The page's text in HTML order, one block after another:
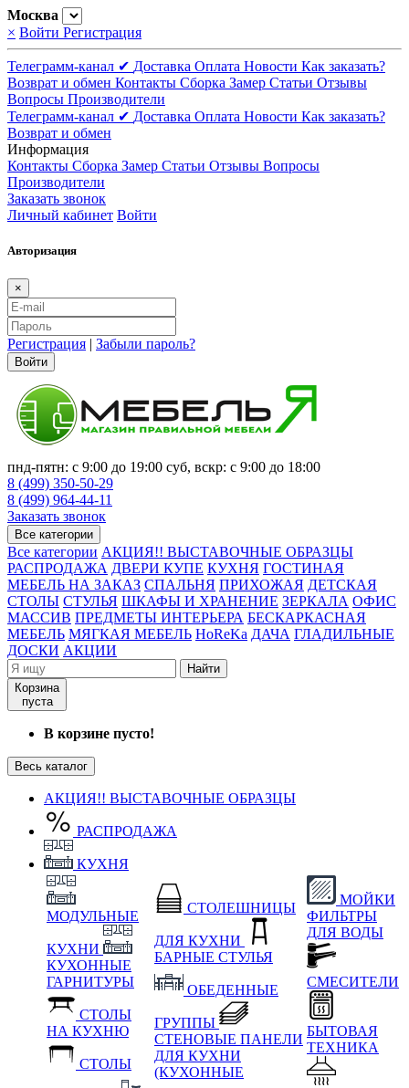
Москва
× Войти Регистрация
Телеграмм-канал ✔ Доставка Оплата Новости Как заказать?
Возврат и обмен Контакты Сборка Замер Статьи Отзывы
Вопросы Производители
Телеграмм-канал ✔ Доставка Оплата Новости Как заказать?
Возврат и обмен
Информация
Контакты Сборка Замер Статьи Отзывы Вопросы
Производители
Заказать звонок
Личный кабинет Войти
Авторизация
×
Регистрация | Забыли пароль?
Войти
пнд-пятн: с 9:00 до 19:00 суб, вскр: с 9:00 до 18:00
8 (499) 350-50-29
8 (499) 964-44-11
Заказать звонок
Все категории
Все категории АКЦИЯ!! ВЫСТАВОЧНЫЕ ОБРАЗЦЫ
РАСПРОДАЖА ДВЕРИ КУПЕ КУХНЯ ГОСТИНАЯ
МЕБЕЛЬ НА ЗАКАЗ СПАЛЬНЯ ПРИХОЖАЯ ДЕТСКАЯ
СТОЛЫ СТУЛЬЯ ШКАФЫ И ХРАНЕНИЕ ЗЕРКАЛА ОФИС
МАССИВ ПРЕДМЕТЫ ИНТЕРЬЕРА БЕСКАРКАСНАЯ
МЕБЕЛЬ МЯГКАЯ МЕБЕЛЬ HoReKa ДАЧА ГЛАДИЛЬНЫЕ
ДОСКИ АКЦИИ
Найти
Корзина
пуста
В корзине пусто!
Весь каталог
АКЦИЯ!! ВЫСТАВОЧНЫЕ ОБРАЗЦЫ
РАСПРОДАЖА
КУХНЯ
МОДУЛЬНЫЕ
КУХНИ
КУХОННЫЕ
ГАРНИТУРЫ
СТОЛЫ
НА КУХНЮ
СТОЛЫ
СТОЛЕШНИЦЫ
ДЛЯ КУХНИ
БАРНЫЕ СТУЛЬЯ
ОБЕДЕННЫЕ
ГРУППЫ
СТЕНОВЫЕ ПАНЕЛИ
ДЛЯ КУХНИ
(КУХОННЫЕ
МОЙКИ
ФИЛЬТРЫ
ДЛЯ ВОДЫ
СМЕСИТЕЛИ
БЫТОВАЯ
ТЕХНИКА